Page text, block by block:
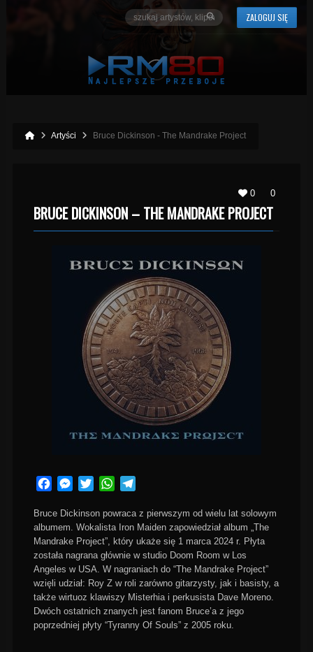
ZALOGUJ SIĘ
Artyści Bruce Dickinson - The Mandrake Project
0 0
BRUCE DICKINSON – THE MANDRAKE PROJECT
FacebookMessenger
TwitterWhatsApp
Bruce Dickinson powraca z pierwszym od wielu lat solowym
albumem. Wokalista Iron Maiden zapowiedział album „The
Mandrake Project”, który ukaże się 1 marca 2024 r. Płyta
została nagrana głównie w studio Doom Room w Los
Angeles w USA. W nagraniach do “The Mandrake Project”
wzięli udział: Roy Z w roli zarówno gitarzysty, jak i basisty, a
także wirtuoz klawiszy Misterhia i perkusista Dave Moreno.
Dwóch ostatnich znanych jest fanom Bruce’a z jego
poprzedniej płyty “Tyranny Of Souls” z 2005 roku.